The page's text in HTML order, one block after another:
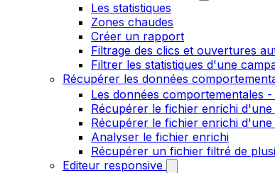
Les statistiques
Zones chaudes
Créer un rapport
Filtrage des clics et ouvertures
Filtrer les statistiques d'une
Récupérer les données
Les données comportementales
Récupérer le fichier enrichi
Récupérer le fichier enrichi d'une
Analyser le fichier enrichi
Récupérer un fichier filtré de
Editeur responsive